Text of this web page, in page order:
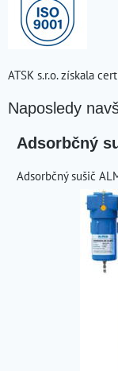
ATSK s.r.o. získala
Naposledy
Adsorbčný
Adsorbčný sušič